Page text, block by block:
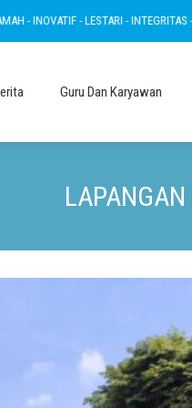
- LESTARI - INTEGRITAS -
Guru Dan Karyawan